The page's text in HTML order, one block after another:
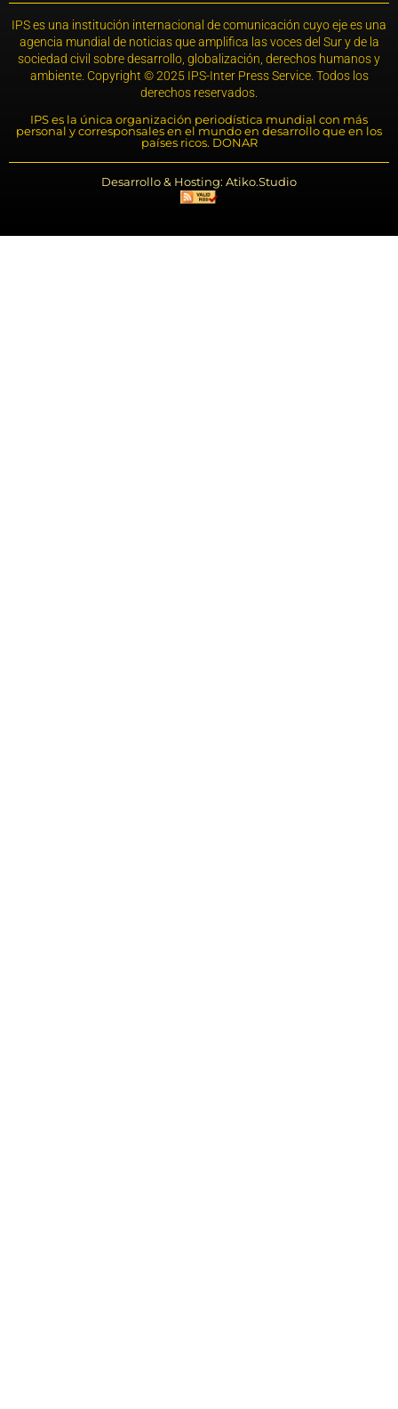
IPS es una institución internacional de comunicación cuyo eje es una
agencia mundial de noticias que amplifica las voces del Sur y de la
sociedad civil sobre desarrollo, globalización, derechos humanos y
ambiente. Copyright © 2025 IPS-Inter Press Service. Todos los
derechos reservados.
IPS es la única organización periodística mundial con más
personal y corresponsales en el mundo en desarrollo que en los
países ricos. DONAR
Desarrollo & Hosting: Atiko.Studio